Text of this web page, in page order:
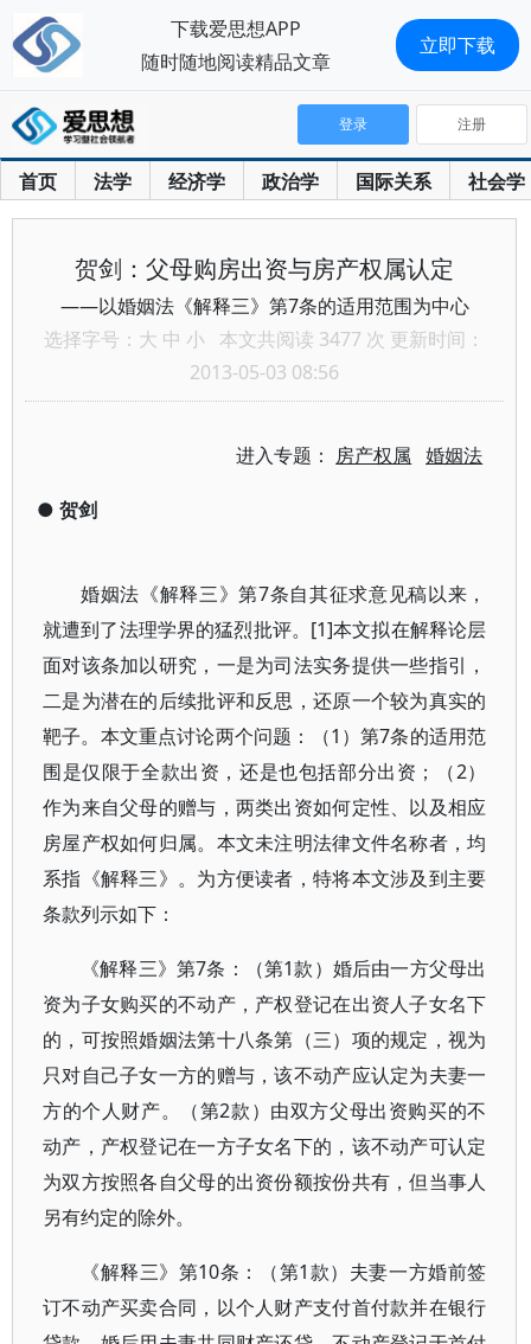
首页 法学 经济学 政治学 国际关系 社会学
登录 注册
贺剑：父母购房出资与房产权属认定
——以婚姻法《解释三》第7条的适用范围为中心
选择字号： 大 中 小 本文共阅读 3477 次 更新时间：
2013-05-03 08:56
进入专题： 房产权属 婚姻法
● 贺剑
婚姻法《解释三》第7条自其征求意见稿以来，
就遭到了法理学界的猛烈批评。[1]本文拟在解释论层
面对该条加以研究，一是为司法实务提供一些指引，
二是为潜在的后续批评和反思，还原一个较为真实的
靶子。本文重点讨论两个问题：（1）第7条的适用范
围是仅限于全款出资，还是也包括部分出资；（2）
作为来自父母的赠与，两类出资如何定性、以及相应
房屋产权如何归属。本文未注明法律文件名称者，均
系指《解释三》。为方便读者，特将本文涉及到主要
条款列示如下：
《解释三》第7条：（第1款）婚后由一方父母出
资为子女购买的不动产，产权登记在出资人子女名下
的，可按照婚姻法第十八条第（三）项的规定，视为
只对自己子女一方的赠与，该不动产应认定为夫妻一
方的个人财产。（第2款）由双方父母出资购买的不
动产，产权登记在一方子女名下的，该不动产可认定
为双方按照各自父母的出资份额按份共有，但当事人
另有约定的除外。
《解释三》第10条：（第1款）夫妻一方婚前签
订不动产买卖合同，以个人财产支付首付款并在银行
下载爱思想APP
随时随地阅读精品文章
立即下载